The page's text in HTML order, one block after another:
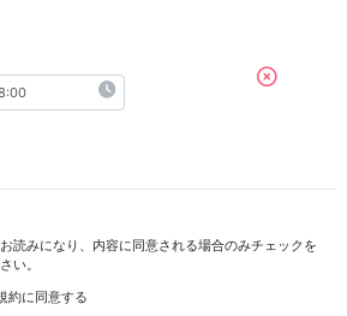
みになり、内容に同意される場合のみチェックを
い。
約に同意する